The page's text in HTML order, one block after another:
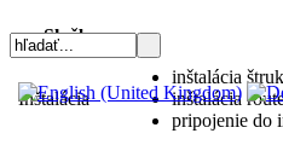
Služba
Inštalácia
inštalácia
inštalácia
pripojenie do